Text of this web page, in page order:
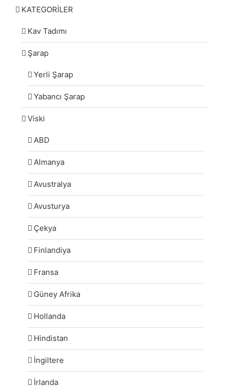
KATEGORİLER
Kav Tadımı
Şarap
Yerli Şarap
Yabancı Şarap
Viski
ABD
Almanya
Avustralya
Avusturya
Çekya
Finlandiya
Fransa
Güney Afrika
Hollanda
Hindistan
İngiltere
İrlanda